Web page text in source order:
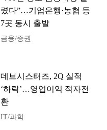
렸다”…기업은행·농협 등
7곳 동시 출발
금융/증권
데브시스터즈, 2Q 실적
‘하락’…영업이익 적자전
환
IT/과학